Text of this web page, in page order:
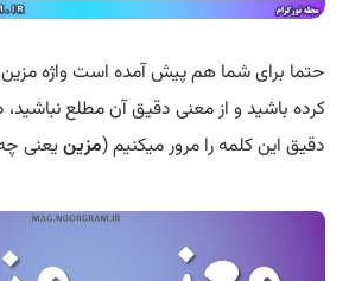
حتما برای شما هم پیش آمده است واژه مزین
کرده باشید و از معنی دقیق آن مطلع
دقیق این کلمه را مرور میکنیم (مزینیعنی